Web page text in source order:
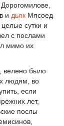
и дьяк Мясоед
сутки и
с послами
мимо их
велено было
людям, во
если
лет,
послы